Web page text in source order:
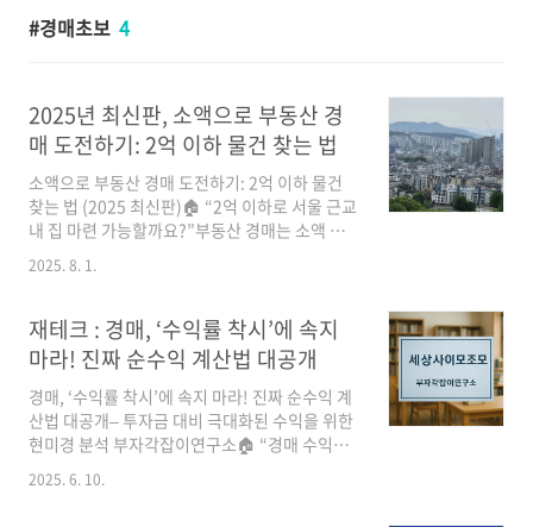
경매초보 4
2025년 최신판, 소액으로 부동산 경
매 도전하기: 2억 이하 물건 찾는 법
소액으로 부동산 경매 도전하기: 2억 이하 물건
찾는 법 (2025 최신판)🏠 “2억 이하로 서울 근교
내 집 마련 가능할까요?”부동산 경매는 소액 투
자자에게 열린 기회의 문입니다. 특히 2억 이하
물건은 초기 자본이 적은 사회초년생, 1인 가구,
르고 있습니다.부동산학 교수이자 현업 경매 투
자자의 시선으로, 소액 경매 투자에 성공할 수 있
는 전략과 실제 사례를 바탕으로 2억 이하 경매
물건 찾는 노하우를 정리해 드립니다.[애드센스
광고 #1]📌 목차1. 부동산 경매란? 초보자를 위
한 기초 용어 정리 2. 왜 2억 이하 경매 물건이 실
속 있는가? 3. 2025년 현재, 2억 이하로 가능한
지역 및 유형 4. 2억 이하 경매 물건 찾는 실전 노
2025. 8. 1.
재테크 : 경매, ‘수익률 착시’에 속지
마라! 진짜 순수익 계산법 대공개
경매, ‘수익률 착시’에 속지 마라! 진짜 순수익 계
산법 대공개– 투자금 대비 극대화된 수익을 위한
현미경 분석 부자각잡이연구소🏠 “경매 수익률
12%!” 정말일까?“입찰가 1억에 월세 100만 원
이면 수익률 12%!”경매 투자 설명회를 들으면
2025. 6. 10.